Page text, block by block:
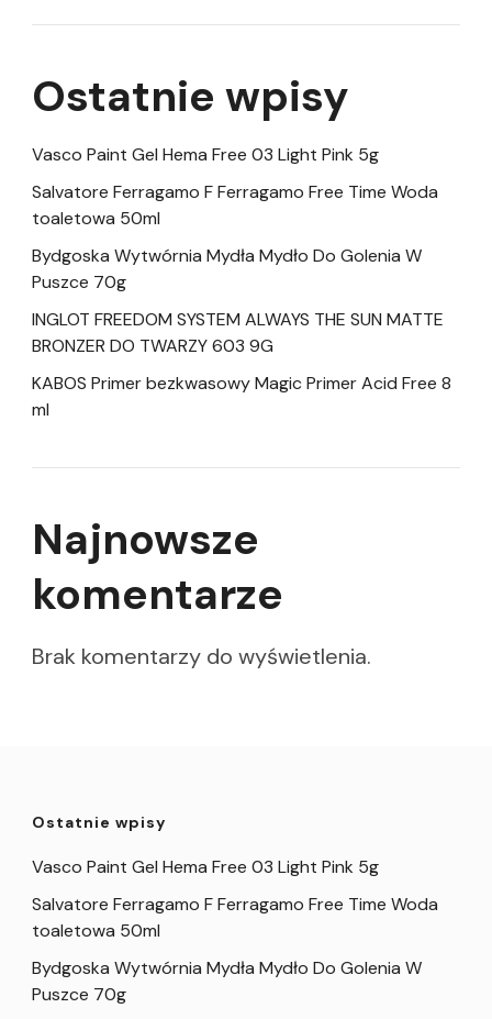
Ostatnie wpisy
Vasco Paint Gel Hema Free 03 Light Pink 5g
Salvatore Ferragamo F Ferragamo Free Time Woda
toaletowa 50ml
Bydgoska Wytwórnia Mydła Mydło Do Golenia W
Puszce 70g
INGLOT FREEDOM SYSTEM ALWAYS THE SUN MATTE
BRONZER DO TWARZY 603 9G
KABOS Primer bezkwasowy Magic Primer Acid Free 8
ml
Najnowsze
komentarze
Brak komentarzy do wyświetlenia.
Ostatnie wpisy
Vasco Paint Gel Hema Free 03 Light Pink 5g
Salvatore Ferragamo F Ferragamo Free Time Woda
toaletowa 50ml
Bydgoska Wytwórnia Mydła Mydło Do Golenia W
Puszce 70g